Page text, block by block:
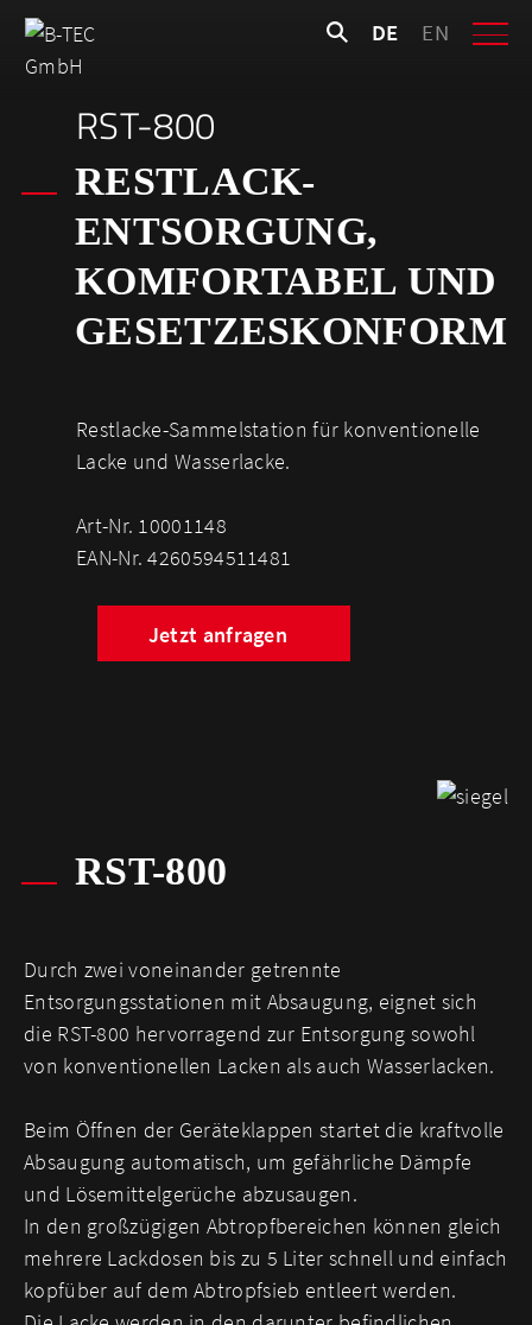
Suchen
DE EN
Skip
content
RST-800
RESTLACK­­
ENTSORGUNG,
KOMFORTABEL UND
GESETZESKONFORM
Restlacke-Sammelstation für konventionelle
Lacke und Wasserlacke.
Art-Nr. 10001148
EAN-Nr. 4260594511481
Jetzt anfragen
RST-800
Durch zwei voneinander getrennte
Entsorgungsstationen mit Absaugung, eignet sich
die RST-800 hervorragend zur Entsorgung sowohl
von konventionellen Lacken als auch Wasserlacken.
Beim Öffnen der Geräteklappen startet die kraftvolle
Absaugung automatisch, um gefährliche Dämpfe
und Lösemittelgerüche abzusaugen.
In den großzügigen Abtropfbereichen können gleich
mehrere Lackdosen bis zu 5 Liter schnell und einfach
kopfüber auf dem Abtropfsieb entleert werden.